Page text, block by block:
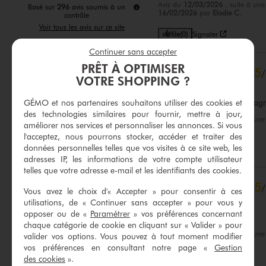
Basé sur 296 avis soumis à un
contrôle
Voir tous les avis sur ce site
239
46
8
1étoile 2
Trier les avis
Avis du 12/03/2026
, suite à
16/02/2026 par Elodie C.
Utile(0) Signaler
5/
Avis vérifié et récompensé
Gants très confortables et
Avis du 22/02/2026
, suite à
09/02/2026 parC.F.
Utile (0) Signaler
5/
Avis vérifié et récompensé
Parfait
Avis du15/02/2026 , suite à
02/02/2026 par C.G.
PRÊT À OPTIMISER
VOTRE SHOPPING ?
GÉMO et nos partenaires souhaitons utiliser des cookies et
des technologies similaires pour fournir, mettre à jour,
améliorer nos services et personnaliser les annonces. Si vous
l'acceptez, nous pourrons stocker, accéder et traiter des
données personnelles telles que vos visites à ce site web, les
adresses IP, les informations de votre compte utilisateur
telles que votre adresse e-mail et les identifiants des cookies.
Vous avez le choix d'« Accepter » pour consentir à ces
utilisations, de « Continuer sans accepter » pour vous y
opposer ou de « Paramétrer » vos préférences concernant
chaque catégorie de cookie en cliquant sur « Valider » pour
valider vos options. Vous pouvez à tout moment modifier
vos préférences en consultant notre page « Gestion
des cookies ».
Continuer sans accepter